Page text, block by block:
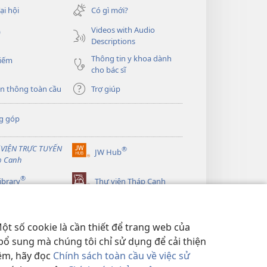
số cookie là cần thiết để trang web của
sung mà chúng tôi chỉ sử dụng để cải thiện
hãy đọc Chính sách toàn cầu về việc sử
sổ
hội
Có gì mới?
Videos with Audio
Descriptions
Thông tin y khoa dành
cho bác sĩ
thông toàn cầu
Trợ giúp
góp
TRỰC TUYẾN
Canh
JW Hub®
(mở
sổ
® Thư viện Tháp Canh